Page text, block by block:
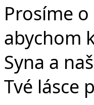
Prosíme
abychom
Syna a
Tvé lásce